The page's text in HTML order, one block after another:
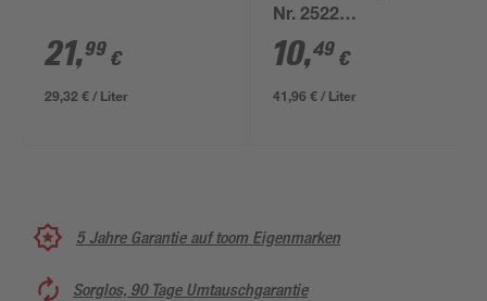
21,99 €
29,32 € / Liter
Nr. 2522
kirschbaumfarben
250 ml
10,49 €
41,96 € / Liter
5 Jahre Garantie auf toom Eigenmarken
Sorglos, 90 Tage Umtauschgarantie